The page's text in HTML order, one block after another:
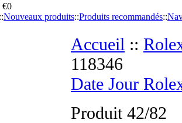
€0
::Nouveaux produits::Produits recommandés::
Accueil ::
118346
Date Jour
Produit 42/82